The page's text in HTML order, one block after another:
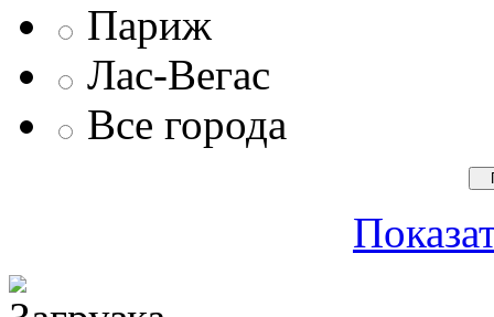
Париж
Лас-Вегас
Все города